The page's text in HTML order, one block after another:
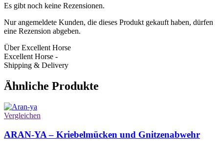
Es gibt noch keine Rezensionen.
Nur angemeldete Kunden, die dieses Produkt gekauft haben, dürfen
eine Rezension abgeben.
Über Excellent Horse
Excellent Horse -
Shipping & Delivery
Ähnliche Produkte
Vergleichen
ARAN-YA – Kriebelmücken und Gnitzenabwehr